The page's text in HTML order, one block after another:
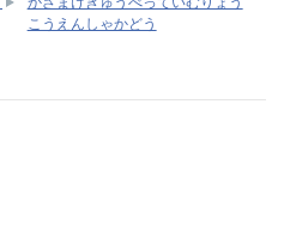
こうえんしゃかどう